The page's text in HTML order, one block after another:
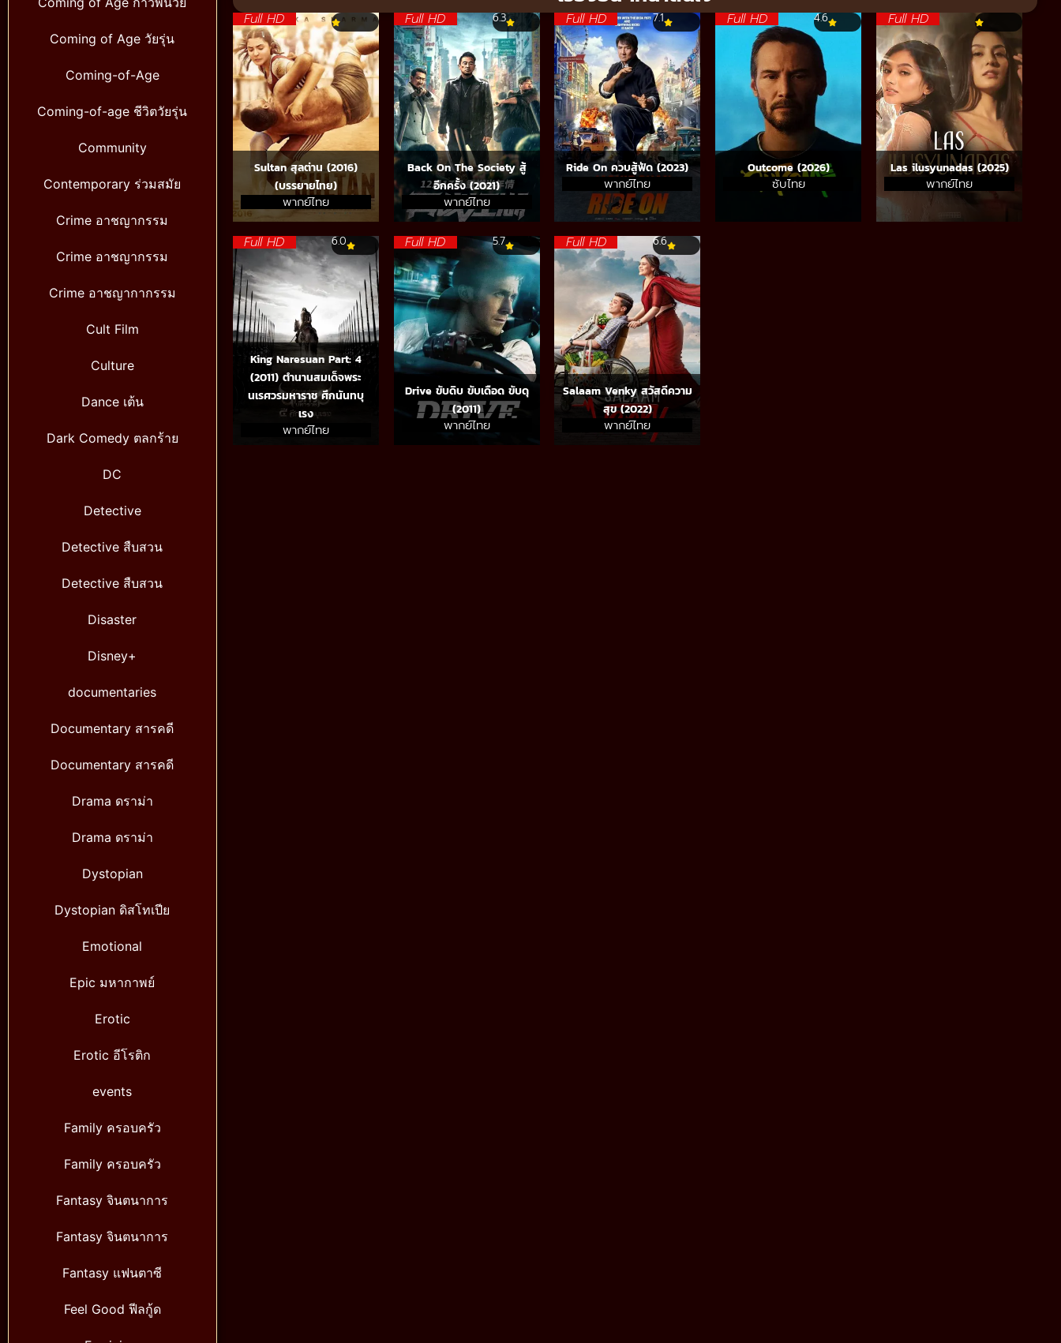
Coming of Age วัยรุ่น
Coming-of-Age
Coming-of-age ชีวิตวัยรุ่น
Community
Contemporary ร่วมสมัย
Crime อาชญากรรม
Crime อาชญากรรม
Crime อาชญากากรรม
Cult Film
Culture
Dance เต้น
Dark Comedy ตลกร้าย
DC
Detective
Detective สืบสวน
Detective สืบสวน
Disaster
Disney+
documentaries
Documentary สารคดี
Documentary สารคดี
Drama ดราม่า
Drama ดราม่า
Dystopian
Dystopian ดิสโทเปีย
Emotional
Epic มหากาพย์
Erotic
Erotic อีโรติก
events
Family ครอบครัว
Family ครอบครัว
Fantasy จินตนาการ
Fantasy จินตนาการ
Fantasy แฟนตาซี
Feel Good ฟีลกู้ด
Full HD
Sultan สุลต่าน (2016)
(บรรยายไทย)
พากย์ไทย
Full HD 6.3
Back On The Society สู้
อีกครั้ง (2021)
พากย์ไทย
Full HD 7.1
Ride On ควบสู้ฟัด (2023)
พากย์ไทย
Full HD 4.6
Outcome (2026)
ซับไทย
Full HD
Las ilusyunadas (2025)
พากย์ไทย
Full HD 6.0
King Naresuan Part: 4
(2011) ตำนานสมเด็จพระ
นเรศวรมหาราช ศึกนันทบุ
เรง
พากย์ไทย
Full HD 5.7
Drive ขับดิบ ขับเดือด ขับดุ
(2011)
พากย์ไทย
Full HD 6.6
Salaam Venky สวัสดีความ
สุข (2022)
พากย์ไทย